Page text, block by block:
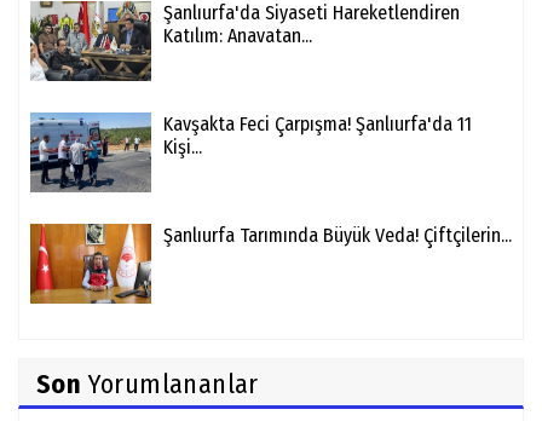
Şanlıurfa'da Siyaseti Hareketlendiren
Katılım: Anavatan...
Kavşakta Feci Çarpışma! Şanlıurfa'da 11
Kişi...
Şanlıurfa Tarımında Büyük Veda! Çiftçilerin...
Son Yorumlananlar